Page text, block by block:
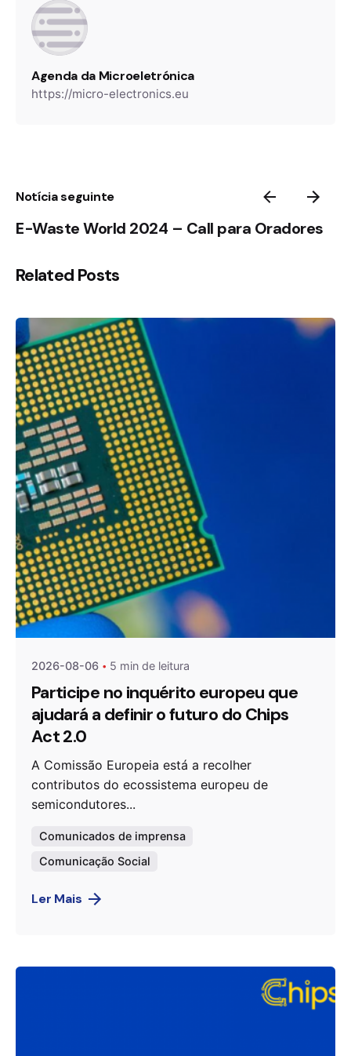
Agenda da Microeletrónica
https://micro-electronics.eu
Notícia seguinte
E-Waste World 2024 – Call para Oradores
Related Posts
Publicado por
Agenda da Microeletrónica
2026-08-06 5 min de leitura
Participe no inquérito europeu que
ajudará a definir o futuro do Chips
Act 2.0
A Comissão Europeia está a recolher
contributos do ecossistema europeu de
semicondutores...
Comunicados de imprensa
Comunicação Social
Ler Mais